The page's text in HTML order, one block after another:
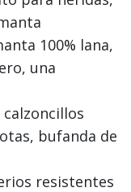
100% lana,
una
calzoncillos
bufanda de
resistentes